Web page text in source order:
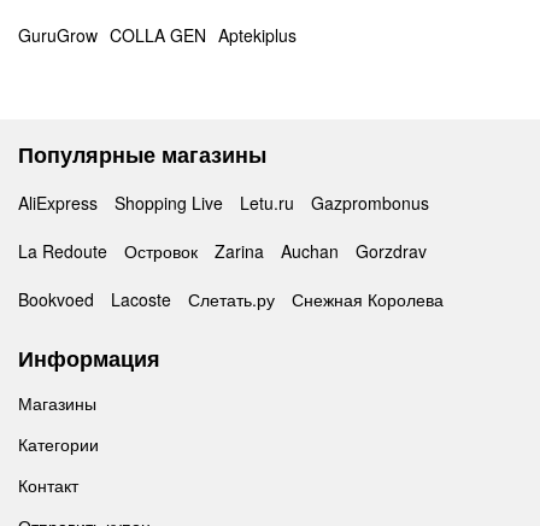
GuruGrow COLLA GEN Aptekiplus
Популярные магазины
AliExpress Shopping Live Letu.ru
Gazprombonus
La Redoute
Островок Zarina Auchan
Gorzdrav
Bookvoed
Lacoste Слетать.ру Снежная Королева
Информация
Магазины
Категории
Контакт